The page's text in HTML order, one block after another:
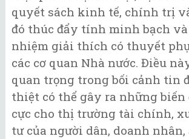
quyết sách kinh tế, chính trị
đó thúc đẩy tính minh bạch
nhiệm giải thích có thuyết
các cơ quan Nhà nước. Điều
quan trọng trong bối cảnh tin
thiệt có thể gây ra những biến
cực cho thị trường tài chính,
tư của người dân, doanh